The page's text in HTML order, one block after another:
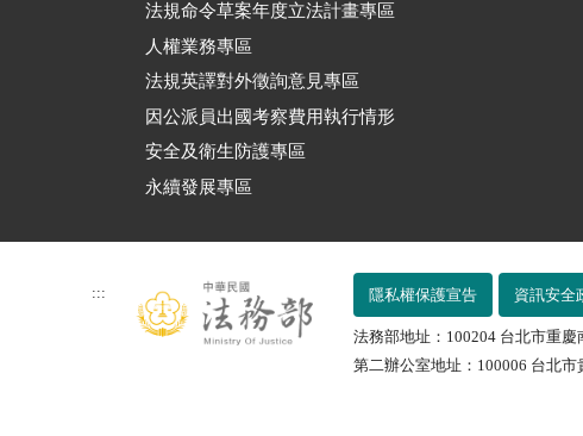
法規命令草案年度立法計畫專區
人權業務專區
法規英譯對外徵詢意見專區
因公派員出國考察費用執行情形
安全及衛生防護專區
永續發展專區
::: 隱私權保護宣告 資訊安全
法務部地址：100204 台北市重
第二辦公室地址：100006 台北